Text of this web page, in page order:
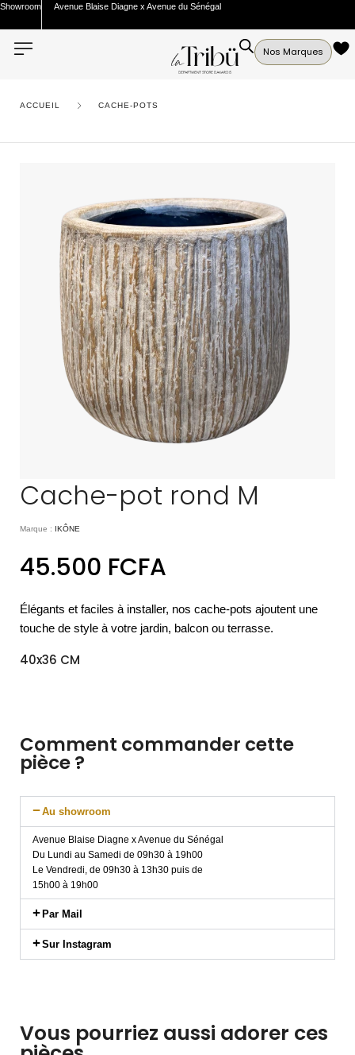
Showroom Avenue Blaise Diagne x Avenue du Sénégal
Nos Marques
ACCUEIL CACHE-POTS
Cache-pot rond M
Marque : IKÔNE
45.500 FCFA
Élégants et faciles à installer, nos cache-pots ajoutent une
touche de style à votre jardin, balcon ou terrasse.
40x36 CM
Comment commander cette
pièce ?
Au showroom
Avenue Blaise Diagne x Avenue du Sénégal
Du Lundi au Samedi de 09h30 à 19h00
Le Vendredi, de 09h30 à 13h30 puis de
15h00 à 19h00
Par Mail
Sur Instagram
Vous pourriez aussi adorer ces